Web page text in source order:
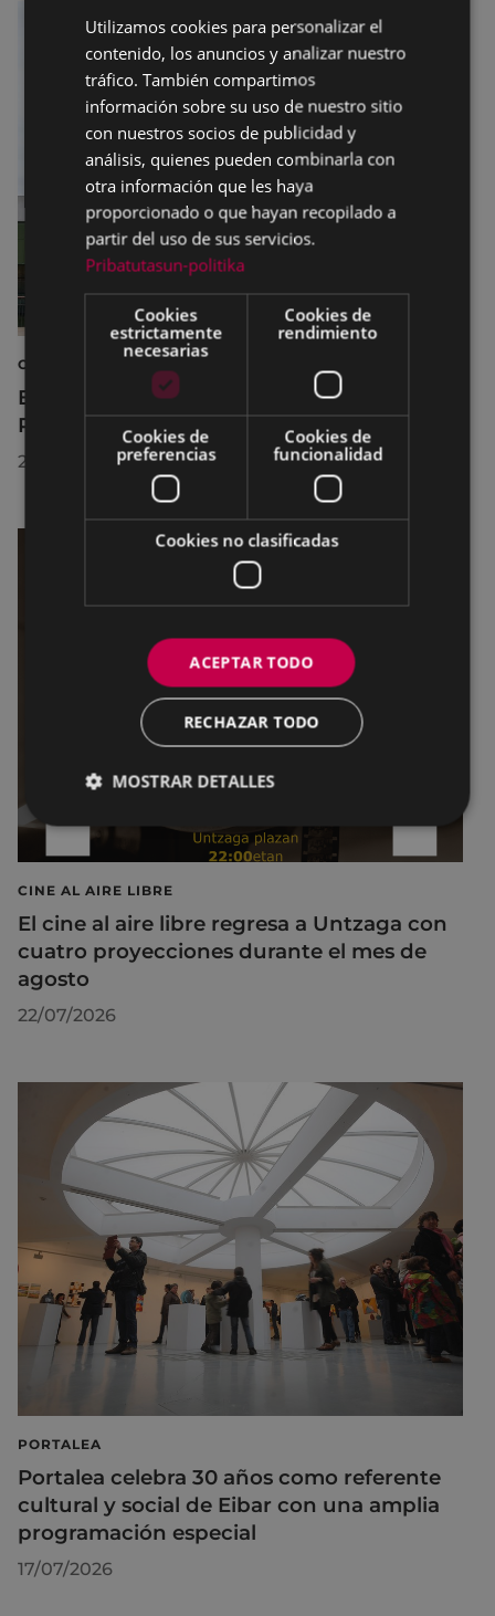
CULTURA
El Museo de la Industria Armera recibe el
Premio Delta Cultura a la Trayectoria 2026
23/07/2026
CINE AL AIRE LIBRE
El cine al aire libre regresa a Untzaga con
cuatro proyecciones durante el mes de
agosto
22/07/2026
PORTALEA
Portalea celebra 30 años como referente
cultural y social de Eibar con una amplia
programación especial
17/07/2026
BASQUE
SPANISH
Utilizamos cookies para personalizar el
contenido, los anuncios y analizar nuestro
tráfico. También compartimos
información sobre su uso de nuestro sitio
con nuestros socios de publicidad y
análisis, quienes pueden combinarla con
otra información que les haya
proporcionado o que hayan recopilado a
partir del uso de sus servicios.
Pribatutasun-politika
Cookies
estrictamente
necesarias
Cookies de
rendimiento
Cookies de
preferencias
Cookies de
funcionalidad
Cookies no clasificadas
ACEPTAR TODO
RECHAZAR TODO
MOSTRAR DETALLES